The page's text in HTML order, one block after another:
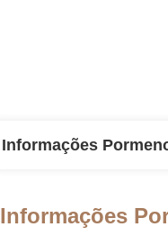
Informações
Informações